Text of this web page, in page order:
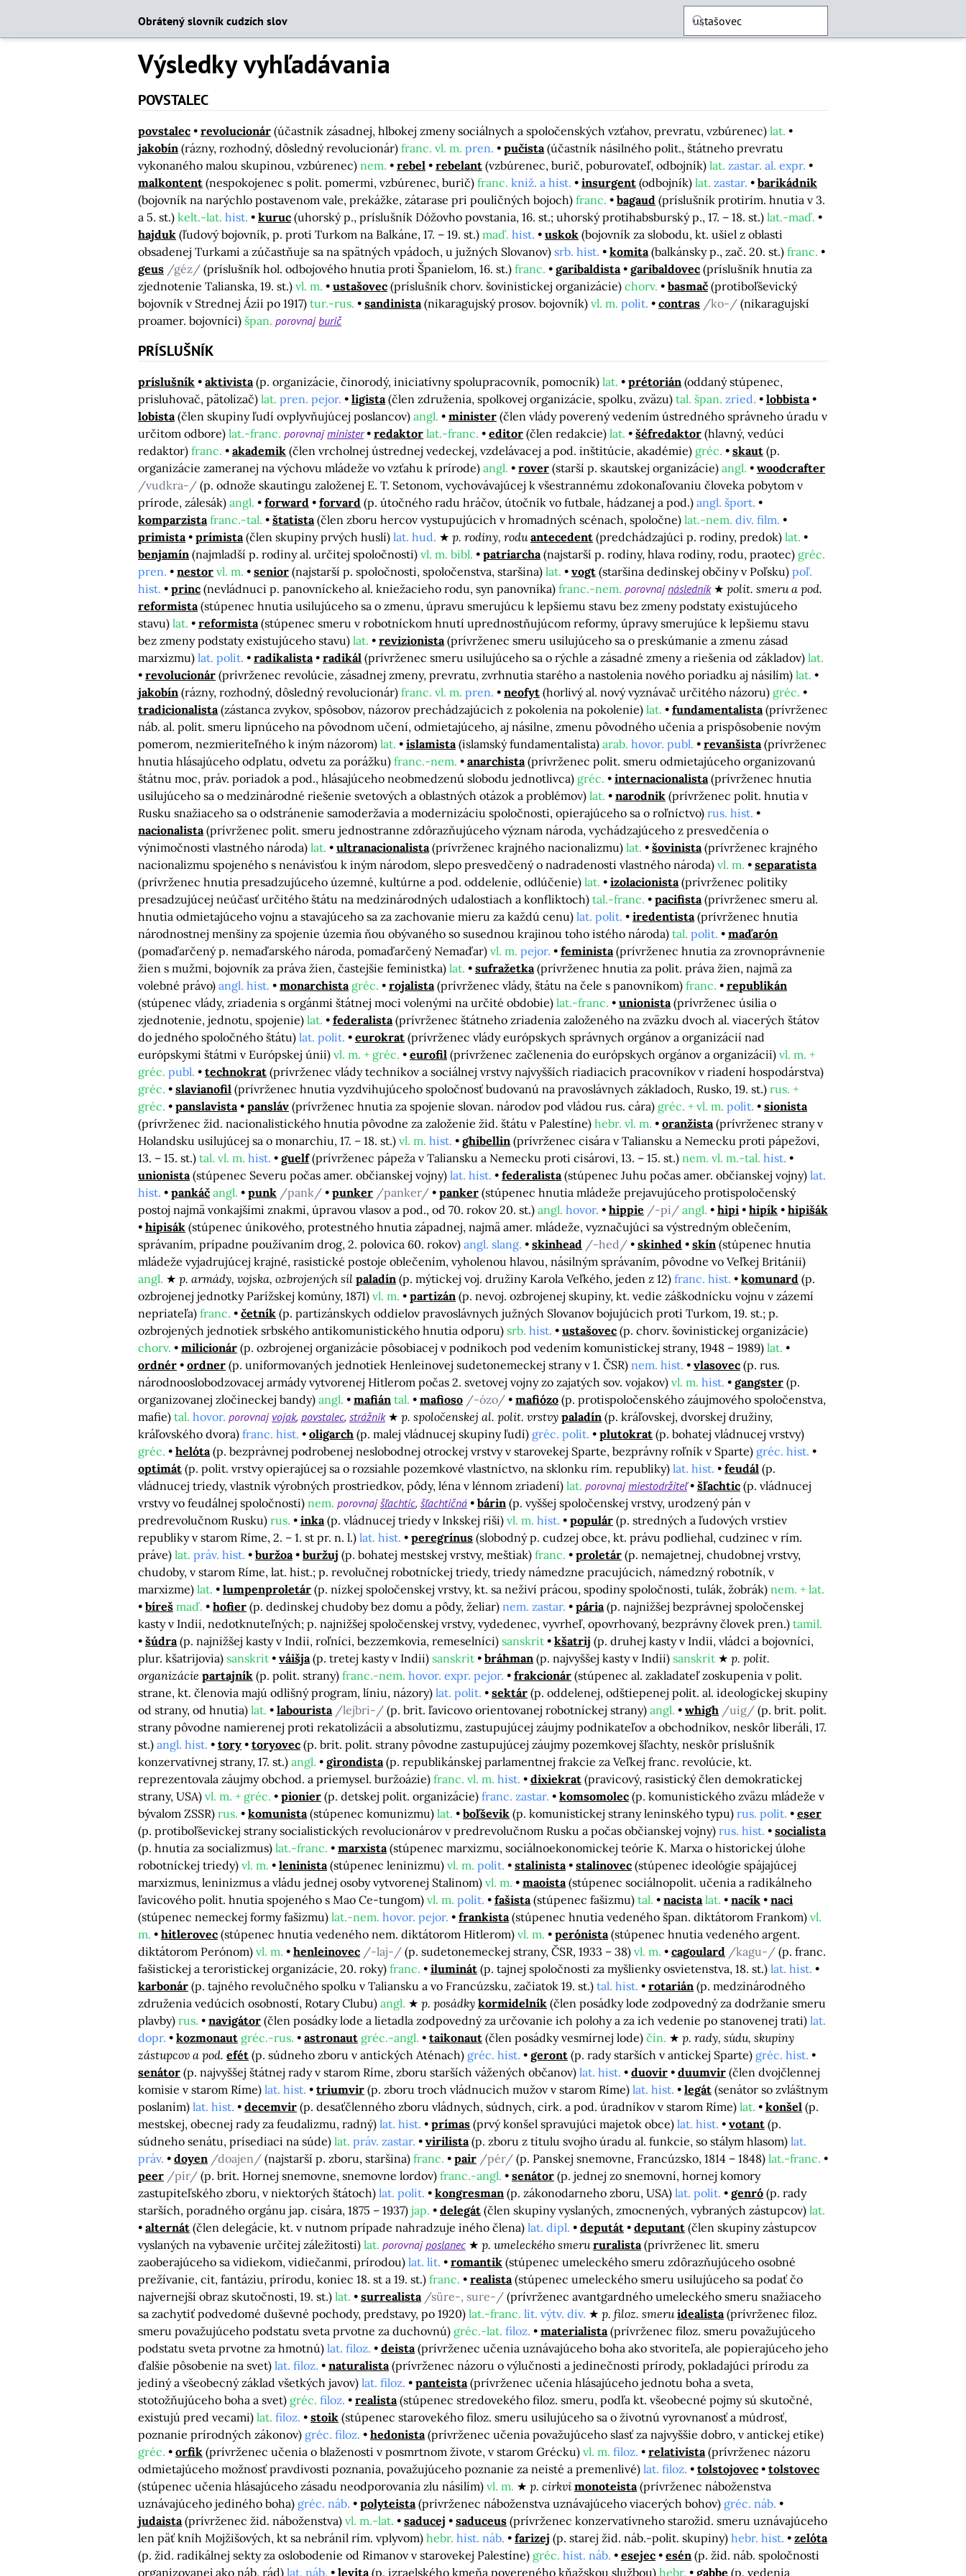
Obrátený slovník cudzích slov
Výsledky vyhľadávania
POVSTALEC
povstalec revolucionár (účastník zásadnej, hlbokej zmeny sociálnych a spoločenských vzťahov, prevratu, vzbúrenec) lat.
jakobín (rázny, rozhodný, dôsledný revolucionár) franc. vl. m. pren. pučista (účastník násilného polit., štátneho prevratu
vykonaného malou skupinou, vzbúrenec) nem. rebel rebelant (vzbúrenec, burič, poburovateľ, odbojník) lat. zastar. al. expr.
malkontent (nespokojenec s polit. pomermi, vzbúrenec, burič) franc. kniž. a hist. insurgent (odbojník) lat. zastar.
barikádnik
(bojovník na narýchlo postavenom vale, prekážke, zátarase pri pouličných bojoch) franc. bagaud (príslušník protirím. hnutia v 3.
a 5. st.) kelt.-lat. hist. kuruc (uhorský p., príslušník Dóžovho povstania, 16. st.; uhorský protihabsburský p., 17. – 18. st.) lat.-maď.
hajduk (ľudový bojovník, p. proti Turkom na Balkáne, 17. – 19. st.) maď. hist. uskok (bojovník za slobodu, kt. ušiel z oblasti
obsadenej Turkami a zúčastňuje sa na spätných vpádoch, u južných Slovanov) srb. hist. komita (balkánsky p., zač. 20. st.) franc.
geus /géz/ (príslušník hol. odbojového hnutia proti Španielom, 16. st.) franc. garibaldista garibaldovec (príslušník hnutia za
zjednotenie Talianska, 19. st.) vl. m. ustašovec (príslušník chorv. šovinistickej organizácie) chorv. basmač (protiboľševický
bojovník v Strednej Ázii po 1917) tur.-rus. sandinista (nikaragujský prosov. bojovník) vl. m. polit. contras /ko-/ (nikaragujskí
proamer. bojovníci) špan. porovnajburič
PRÍSLUŠNÍK
príslušník aktivista (p. organizácie, činorodý, iniciatívny spolupracovník, pomocník) lat. prétorián (oddaný stúpenec,
prisluhovač, pätolízač) lat. pren. pejor. ligista (člen združenia, spolkovej organizácie, spolku, zväzu) tal. špan. zried.
lobbista
lobista (člen skupiny ľudí ovplyvňujúcej poslancov) angl. minister (člen vlády poverený vedením ústredného správneho úradu v
určitom odbore) lat.-franc. porovnajminister redaktor lat.-franc. editor (člen redakcie) lat. šéfredaktor (hlavný, vedúci
redaktor) franc. akademik (člen vrcholnej ústrednej vedeckej, vzdelávacej a pod. inštitúcie, akadémie) gréc. skaut (p.
organizácie zameranej na výchovu mládeže vo vzťahu k prírode) angl. rover (starší p. skautskej organizácie) angl.
woodcrafter
/vudkra-/ (p. odnože skautingu založenej E. T. Setonom, vychovávajúcej k všestrannému zdokonaľovaniu človeka pobytom v
prírode, zálesák) angl. forward forvard (p. útočného radu hráčov, útočník vo futbale, hádzanej a pod.) angl. šport.
komparzista franc.-tal. štatista (člen zboru hercov vystupujúcich v hromadných scénach, spoločne) lat.-nem. div. film.
primista
prímista (člen skupiny prvých huslí) lat. hud. p. rodiny, rodu antecedent (predchádzajúci p. rodiny, predok) lat.
benjamín (najmladší p. rodiny al. určitej spoločnosti) vl. m. bibl. patriarcha (najstarší p. rodiny, hlava rodiny, rodu, praotec) gréc.
pren.
nestor vl. m. senior (najstarší p. spoločnosti, spoločenstva, staršina) lat. vogt (staršina dedinskej občiny v Poľsku) poľ.
hist.
princ (nevládnuci p. panovníckeho al. kniežacieho rodu, syn panovníka) franc.-nem. porovnajnásledník
polit. smeru a pod.
reformista (stúpenec hnutia usilujúceho sa o zmenu, úpravu smerujúcu k lepšiemu stavu bez zmeny podstaty existujúceho
stavu) lat. reformista (stúpenec smeru v robotníckom hnutí uprednostňujúcom reformy, úpravy smerujúce k lepšiemu stavu
bez zmeny podstaty existujúceho stavu) lat. revizionista (prívrženec smeru usilujúceho sa o preskúmanie a zmenu zásad
marxizmu) lat. polit. radikalista radikál (prívrženec smeru usilujúceho sa o rýchle a zásadné zmeny a riešenia od základov) lat.
revolucionár (prívrženec revolúcie, zásadnej zmeny, prevratu, zvrhnutia starého a nastolenia nového poriadku aj násilím) lat.
jakobín (rázny, rozhodný, dôsledný revolucionár) franc. vl. m. pren. neofyt (horlivý al. nový vyznávač určitého názoru) gréc.
tradicionalista (zástanca zvykov, spôsobov, názorov prechádzajúcich z pokolenia na pokolenie) lat. fundamentalista (prívrženec
náb. al. polit. smeru lipnúceho na pôvodnom učení, odmietajúceho, aj násilne, zmenu pôvodného učenia a prispôsobenie novým
pomerom, nezmieriteľného k iným názorom) lat. islamista (islamský fundamentalista) arab. hovor. publ. revanšista (prívrženec
hnutia hlásajúceho odplatu, odvetu za porážku) franc.-nem. anarchista (prívrženec polit. smeru odmietajúceho organizovanú
štátnu moc, práv. poriadok a pod., hlásajúceho neobmedzenú slobodu jednotlivca) gréc. internacionalista (prívrženec hnutia
usilujúceho sa o medzinárodné riešenie svetových a oblastných otázok a problémov) lat. narodnik (prívrženec polit. hnutia v
Rusku snažiaceho sa o odstránenie samoderžavia a modernizáciu spoločnosti, opierajúceho sa o roľníctvo) rus. hist.
nacionalista (prívrženec polit. smeru jednostranne zdôrazňujúceho význam národa, vychádzajúceho z presvedčenia o
výnimočnosti vlastného národa) lat. ultranacionalista (prívrženec krajného nacionalizmu) lat. šovinista (prívrženec krajného
nacionalizmu spojeného s nenávisťou k iným národom, slepo presvedčený o nadradenosti vlastného národa) vl. m.
separatista
(prívrženec hnutia presadzujúceho územné, kultúrne a pod. oddelenie, odlúčenie) lat. izolacionista (prívrženec politiky
presadzujúcej neúčasť určitého štátu na medzinárodných udalostiach a konfliktoch) tal.-franc. pacifista (prívrženec smeru al.
hnutia odmietajúceho vojnu a stavajúceho sa za zachovanie mieru za každú cenu) lat. polit. iredentista (prívrženec hnutia
národnostnej menšiny za spojenie územia ňou obývaného so susednou krajinou toho istého národa) tal. polit.
maďarón
(pomaďarčený p. nemaďarského národa, pomaďarčený Nemaďar) vl. m. pejor. feminista (prívrženec hnutia za zrovnoprávnenie
žien s mužmi, bojovník za práva žien, častejšie feministka) lat. sufražetka (prívrženec hnutia za polit. práva žien, najmä za
volebné právo) angl. hist. monarchista gréc. rojalista (prívrženec vlády, štátu na čele s panovníkom) franc.
republikán
(stúpenec vlády, zriadenia s orgánmi štátnej moci volenými na určité obdobie) lat.-franc. unionista (prívrženec úsilia o
zjednotenie, jednotu, spojenie) lat. federalista (prívrženec štátneho zriadenia založeného na zväzku dvoch al. viacerých štátov
do jedného spoločného štátu) lat. polit. eurokrat (prívrženec vlády európskych správnych orgánov a organizácií nad
európskymi štátmi v Európskej únii) vl. m. + gréc. eurofil (prívrženec začlenenia do európskych orgánov a organizácií) vl. m. +
gréc. publ. technokrat (prívrženec vlády technikov a sociálnej vrstvy najvyšších riadiacich pracovníkov v riadení hospodárstva)
gréc.
slavianofil (prívrženec hnutia vyzdvihujúceho spoločnosť budovanú na pravoslávnych základoch, Rusko, 19. st.) rus. +
gréc.
panslavista pansláv (prívrženec hnutia za spojenie slovan. národov pod vládou rus. cára) gréc. + vl. m. polit.
sionista
(prívrženec žid. nacionalistického hnutia pôvodne za založenie žid. štátu v Palestíne) hebr. vl. m. oranžista (prívrženec strany v
Holandsku usilujúcej sa o monarchiu, 17. – 18. st.) vl. m. hist. ghibellin (prívrženec cisára v Taliansku a Nemecku proti pápežovi,
13. – 15. st.) tal. vl. m. hist. guelf (prívrženec pápeža v Taliansku a Nemecku proti cisárovi, 13. – 15. st.) nem. vl. m.-tal. hist.
unionista (stúpenec Severu počas amer. občianskej vojny) lat. hist. federalista (stúpenec Juhu počas amer. občianskej vojny) lat.
hist.
pankáč angl. punk /pank/ punker /panker/ panker (stúpenec hnutia mládeže prejavujúceho protispoločenský
postoj najmä vonkajšími znakmi, úpravou vlasov a pod., od 70. rokov 20. st.) angl. hovor. hippie /-pi/ angl. hipi hipík
hipišák
hipisák (stúpenec únikového, protestného hnutia západnej, najmä amer. mládeže, vyznačujúci sa výstredným oblečením,
správaním, prípadne používaním drog, 2. polovica 60. rokov) angl. slang. skinhead /-hed/ skinhed skín (stúpenec hnutia
mládeže vyjadrujúcej krajné, rasistické postoje oblečením, vyholenou hlavou, násilným správaním, pôvodne vo Veľkej Británii)
angl.
p. armády, vojska, ozbrojených síl paladín (p. mýtickej voj. družiny Karola Veľkého, jeden z 12) franc. hist. komunard (p.
ozbrojenej jednotky Parížskej komúny, 1871) vl. m. partizán (p. nevoj. ozbrojenej skupiny, kt. vedie záškodnícku vojnu v zázemí
nepriateľa) franc. četník (p. partizánskych oddielov pravoslávnych južných Slovanov bojujúcich proti Turkom, 19. st.; p.
ozbrojených jednotiek srbského antikomunistického hnutia odporu) srb. hist. ustašovec (p. chorv. šovinistickej organizácie)
chorv.
milicionár (p. ozbrojenej organizácie pôsobiacej v podnikoch pod vedením komunistickej strany, 1948 – 1989) lat.
ordnér
ordner (p. uniformovaných jednotiek Henleinovej sudetonemeckej strany v 1. ČSR) nem. hist. vlasovec (p. rus.
národnooslobodzovacej armády vytvorenej Hitlerom počas 2. svetovej vojny zo zajatých sov. vojakov) vl. m. hist. gangster (p.
organizovanej zločineckej bandy) angl. mafián tal. mafioso /-ózo/ mafiózo (p. protispoločenského záujmového spoločenstva,
mafie) tal. hovor. porovnaj vojak povstalec strážnik p. spoločenskej al. polit. vrstvy paladín (p. kráľovskej, dvorskej družiny,
kráľovského dvora) franc. hist. oligarch (p. malej vládnucej skupiny ľudí) gréc. polit. plutokrat (p. bohatej vládnucej vrstvy)
gréc.
helóta (p. bezprávnej podrobenej neslobodnej otrockej vrstvy v starovekej Sparte, bezprávny roľník v Sparte) gréc. hist.
optimát (p. polit. vrstvy opierajúcej sa o rozsiahle pozemkové vlastníctvo, na sklonku rím. republiky) lat. hist. feudál (p.
vládnucej triedy, vlastník výrobných prostriedkov, pôdy, léna v lénnom zriadení) lat. porovnajmiestodržiteľ šľachtic (p. vládnucej
vrstvy vo feudálnej spoločnosti) nem. porovnajšľachtic šľachtičná bárin (p. vyššej spoločenskej vrstvy, urodzený pán v
predrevolučnom Rusku) rus. inka (p. vládnucej triedy v Inkskej ríši) vl. m. hist. populár (p. stredných a ľudových vrstiev
republiky v starom Ríme, 2. – 1. st pr. n. l.) lat. hist. peregrínus (slobodný p. cudzej obce, kt. právu podliehal, cudzinec v rím.
práve) lat. práv. hist. buržoa buržuj (p. bohatej mestskej vrstvy, meštiak) franc. proletár (p. nemajetnej, chudobnej vrstvy,
chudoby, v starom Ríme, lat. hist.; p. revolučnej robotníckej triedy, triedy námedzne pracujúcich, námedzný robotník, v
marxizme) lat. lumpenproletár (p. nízkej spoločenskej vrstvy, kt. sa neživí prácou, spodiny spoločnosti, tulák, žobrák) nem. + lat.
bíreš maď. hofier (p. dedinskej chudoby bez domu a pôdy, želiar) nem. zastar. pária (p. najnižšej bezprávnej spoločenskej
kasty v Indii, nedotknuteľných; p. najnižšej spoločenskej vrstvy, vydedenec, vyvrheľ, opovrhovaný, bezprávny človek pren.) tamil.
šúdra (p. najnižšej kasty v Indii, roľníci, bezzemkovia, remeselníci) sanskrit kšatrij (p. druhej kasty v Indii, vládci a bojovníci,
plur. kšatrijovia) sanskrit váišja (p. tretej kasty v Indii) sanskrit bráhman (p. najvyššej kasty v Indii) sanskrit
p. polit.
organizácie partajník (p. polit. strany) franc.-nem. hovor. expr. pejor. frakcionár (stúpenec al. zakladateľ zoskupenia v polit.
strane, kt. členovia majú odlišný program, líniu, názory) lat. polit. sektár (p. oddelenej, odštiepenej polit. al. ideologickej skupiny
od strany, od hnutia) lat. labourista /lejbri-/ (p. brit. ľavicovo orientovanej robotníckej strany) angl. whigh /uig/ (p. brit. polit.
strany pôvodne namierenej proti rekatolizácii a absolutizmu, zastupujúcej záujmy podnikateľov a obchodníkov, neskôr liberáli, 17.
st.) angl. hist. tory toryovec (p. brit. polit. strany pôvodne zastupujúcej záujmy pozemkovej šľachty, neskôr príslušník
konzervatívnej strany, 17. st.) angl. girondista (p. republikánskej parlamentnej frakcie za Veľkej franc. revolúcie, kt.
reprezentovala záujmy obchod. a priemysel. buržoázie) franc. vl. m. hist. dixiekrat (pravicový, rasistický člen demokratickej
strany, USA) vl. m. + gréc. pionier (p. detskej polit. organizácie) franc. zastar. komsomolec (p. komunistického zväzu mládeže v
bývalom ZSSR) rus. komunista (stúpenec komunizmu) lat. boľševik (p. komunistickej strany leninského typu) rus. polit.
eser
(p. protiboľševickej strany socialistických revolucionárov v predrevolučnom Rusku a počas občianskej vojny) rus. hist.
socialista
(p. hnutia za socializmus) lat.-franc. marxista (stúpenec marxizmu, sociálnoekonomickej teórie K. Marxa o historickej úlohe
robotníckej triedy) vl. m. leninista (stúpenec leninizmu) vl. m. polit. stalinista stalinovec (stúpenec ideológie spájajúcej
marxizmus, leninizmus a vládu jednej osoby vytvorenej Stalinom) vl. m. maoista (stúpenec sociálnopolit. učenia a radikálneho
ľavicového polit. hnutia spojeného s Mao Ce-tungom) vl. m. polit. fašista (stúpenec fašizmu) tal. nacista lat. nacík
naci
(stúpenec nemeckej formy fašizmu) lat.-nem. hovor. pejor. frankista (stúpenec hnutia vedeného špan. diktátorom Frankom) vl.
m.
hitlerovec (stúpenec hnutia vedeného nem. diktátorom Hitlerom) vl. m. perónista (stúpenec hnutia vedeného argent.
diktátorom Perónom) vl. m. henleinovec /-laj-/ (p. sudetonemeckej strany, ČSR, 1933 – 38) vl. m. cagoulard /kagu-/ (p. franc.
fašistickej a teroristickej organizácie, 20. roky) franc. iluminát (p. tajnej spoločnosti za myšlienky osvietenstva, 18. st.) lat. hist.
karbonár (p. tajného revolučného spolku v Taliansku a vo Francúzsku, začiatok 19. st.) tal. hist. rotarián (p. medzinárodného
združenia vedúcich osobností, Rotary Clubu) angl. p. posádky kormidelník (člen posádky lode zodpovedný za dodržanie smeru
plavby) rus. navigátor (člen posádky lode a lietadla zodpovedný za určovanie ich polohy a za ich vedenie po stanovenej trati) lat.
dopr.
kozmonaut gréc.-rus. astronaut gréc.-angl. taikonaut (člen posádky vesmírnej lode) čín.
p. rady, súdu, skupiny
zástupcov a pod. efét (p. súdneho zboru v antických Aténach) gréc. hist. geront (p. rady starších v antickej Sparte) gréc. hist.
senátor (p. najvyššej štátnej rady v starom Ríme, zboru starších vážených občanov) lat. hist. duovir duumvir (člen dvojčlennej
komisie v starom Ríme) lat. hist. triumvir (p. zboru troch vládnucich mužov v starom Ríme) lat. hist. legát (senátor so zvláštnym
poslaním) lat. hist. decemvir (p. desaťčlenného zboru vládnych, súdnych, cirk. a pod. úradníkov v starom Ríme) lat. konšel (p.
mestskej, obecnej rady za feudalizmu, radný) lat. hist. prímas (prvý konšel spravujúci majetok obce) lat. hist. votant (p.
súdneho senátu, prísediaci na súde) lat. práv. zastar. virilista (p. zboru z titulu svojho úradu al. funkcie, so stálym hlasom) lat.
práv.
doyen /doajen/ (najstarší p. zboru, staršina) franc. pair /pér/ (p. Panskej snemovne, Francúzsko, 1814 – 1848) lat.-franc.
peer /pír/ (p. brit. Hornej snemovne, snemovne lordov) franc.-angl. senátor (p. jednej zo snemovní, hornej komory
zastupiteľského zboru, v niektorých štátoch) lat. polit. kongresman (p. zákonodarneho zboru, USA) lat. polit. genró (p. rady
starších, poradného orgánu jap. cisára, 1875 – 1937) jap. delegát (člen skupiny vyslaných, zmocnených, vybraných zástupcov) lat.
alternát (člen delegácie, kt. v nutnom prípade nahradzuje iného člena) lat. dipl. deputát deputant (člen skupiny zástupcov
vyslaných na vybavenie určitej záležitosti) lat. porovnajposlanec p. umeleckého smeru ruralista (prívrženec lit. smeru
zaoberajúceho sa vidiekom, vidiečanmi, prírodou) lat. lit. romantik (stúpenec umeleckého smeru zdôrazňujúceho osobné
prežívanie, cit, fantáziu, prírodu, koniec 18. st a 19. st.) franc. realista (stúpenec umeleckého smeru usilujúceho sa podať čo
najvernejší obraz skutočnosti, 19. st.) lat. surrealista /süre-, sure-/ (prívrženec avantgardného umeleckého smeru snažiaceho
sa zachytiť podvedomé duševné pochody, predstavy, po 1920) lat.-franc. lit. výtv. div. p. filoz. smeru idealista (prívrženec filoz.
smeru považujúceho podstatu sveta prvotne za duchovnú) gréc.-lat. filoz. materialista (prívrženec filoz. smeru považujúceho
podstatu sveta prvotne za hmotnú) lat. filoz. deista (prívrženec učenia uznávajúceho boha ako stvoriteľa, ale popierajúceho jeho
ďalšie pôsobenie na svet) lat. filoz. naturalista (prívrženec názoru o výlučnosti a jedinečnosti prírody, pokladajúci prírodu za
jediný a všeobecný základ všetkých javov) lat. filoz. panteista (prívrženec učenia hlásajúceho jednotu boha a sveta,
stotožňujúceho boha a svet) gréc. filoz. realista (stúpenec stredovekého filoz. smeru, podľa kt. všeobecné pojmy sú skutočné,
existujú pred vecami) lat. filoz. stoik (stúpenec starovekého filoz. smeru usilujúceho sa o životnú vyrovnanosť a múdrosť,
poznanie prírodných zákonov) gréc. filoz. hedonista (prívrženec učenia považujúceho slasť za najvyššie dobro, v antickej etike)
gréc.
orfik (prívrženec učenia o blaženosti v posmrtnom živote, v starom Grécku) vl. m. filoz. relativista (prívrženec názoru
odmietajúceho možnosť pravdivosti poznania, považujúceho poznanie za neisté a premenlivé) lat. filoz. tolstojovec
tolstovec
(stúpenec učenia hlásajúceho zásadu neodporovania zlu násilím) vl. m. p. cirkvi monoteista (prívrženec náboženstva
uznávajúceho jediného boha) gréc. náb. polyteista (prívrženec náboženstva uznávajúceho viacerých bohov) gréc. náb.
judaista (prívrženec žid. náboženstva) vl. m.-lat. saducej saduceus (prívrženec konzervatívneho starožid. smeru uznávajúceho
len päť kníh Mojžišových, kt sa nebránil rím. vplyvom) hebr. hist. náb. farizej (p. starej žid. náb.-polit. skupiny) hebr. hist.
zelóta
(p. žid. radikálnej sekty za oslobodenie od Rimanov v starovekej Palestíne) gréc. hist. náb. esejec esén (p. žid. náb. spoločnosti
organizovanej ako náb. rád) lat. náb. levita (p. izraelského kmeňa povereného kňažskou službou) hebr. gabbe (p. vedenia